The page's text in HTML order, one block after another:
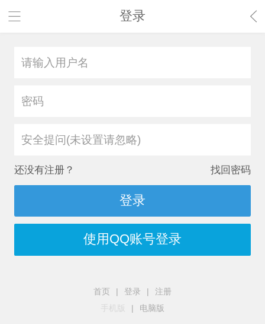
登录
安全提问(未设置请忽略)
还没有注册？ 找回密码
登录
使用QQ账号登录
首页 | 登录 |
注册
手机版
| 电脑版